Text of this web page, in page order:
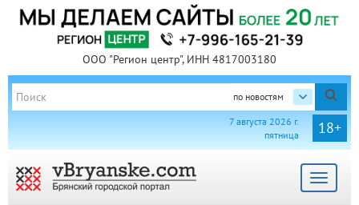
ООО "Регион центр", ИНН 4817003180
по новостям
18+
7 августа 2026 г.
пятница
Toggle